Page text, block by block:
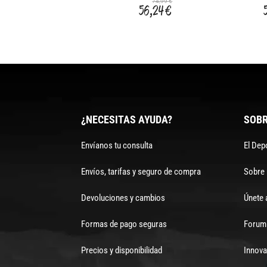
56,24 €
¿NECESITAS AYUDA?
Envíanos tu consulta
Envíos, tarifas y seguro de compra
Devoluciones y cambios
Formas de pago seguras
Precios y disponibilidad
El
Únete